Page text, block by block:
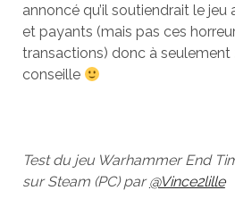
annoncé qu’il soutiendrait le
et payants (mais pas ces
transactions) donc à seulement
conseille
Test du jeu Warhammer End
sur Steam (PC) par@Vince2lille